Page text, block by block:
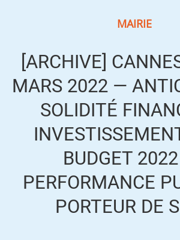
MAIRIE
[ARCHIVE]
MARS 2022 —
SOLIDITÉ
BUDGET
PERFORMANCE
PORTEUR DE